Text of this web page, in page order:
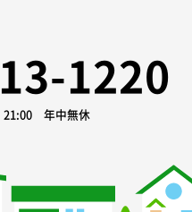
1220
21:00 年中無休